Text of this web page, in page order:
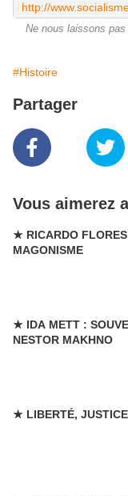
Ne nous laissons
#Histoire
Partager
Vous aimerez
★ RICARDO
MAGONISME
★ IDA METT :
NESTOR MAKHNO
★ LIBERTÉ,